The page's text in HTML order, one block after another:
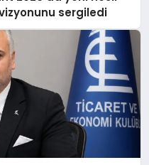
sergiledi